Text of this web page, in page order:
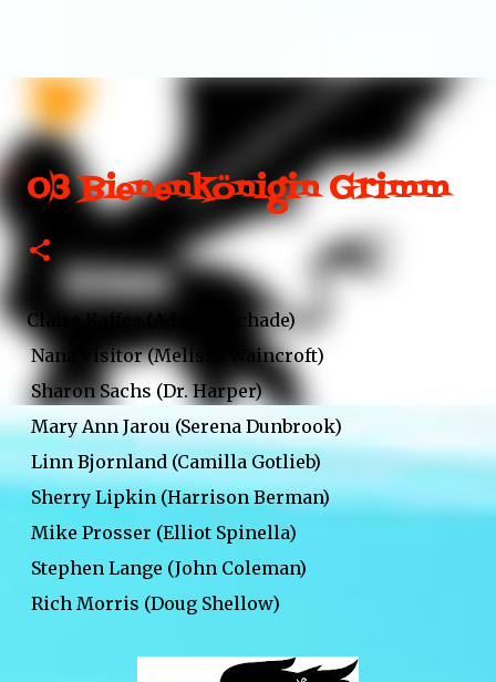
03 Bienenkönigin Grimm
Claire Kaffee (Adalind Schade)
Nana Visitor (Melissa Waincroft)
Sharon Sachs (Dr. Harper)
Mary Ann Jarou (Serena Dunbrook)
Linn Bjornland (Camilla Gotlieb)
Sherry Lipkin (Harrison Berman)
Mike Prosser (Elliot Spinella)
Stephen Lange (John Coleman)
Rich Morris (Doug Shellow)